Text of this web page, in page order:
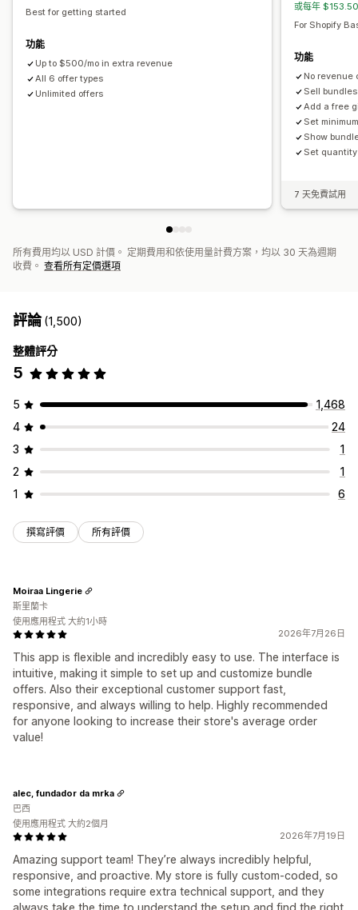
Best for getting started
功能
Up to $500/mo in extra revenue
All 6 offer types
Unlimited offers
或每年
For Shopify
功能
No revenue
Sell
Add a free
Set
Show
Set
7 天免費試用
所有費用均以 USD 計價。 定期費用和依使用量計費方案，均以 30 天為週期
收費。 查看所有定價選項
評論(1,500)
整體評分
5
5
1,468
4
24
3
1
2
1
1
6
撰寫評價 所有評價
2026年7月26日
This app is flexible and incredibly easy to use. The interface is
intuitive, making it simple to set up and customize bundle
offers. Also their exceptional customer support fast,
responsive, and always willing to help. Highly recommended
for anyone looking to increase their store's average order
value!
Moiraa Lingerie
斯里蘭卡
使用應用程式 大約1小時
2026年7月19日
Amazing support team! They’re always incredibly helpful,
responsive, and proactive. My store is fully custom-coded, so
some integrations require extra technical support, and they
alec, fundador da mrka
巴西
使用應用程式 大約2個月